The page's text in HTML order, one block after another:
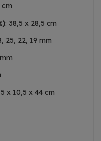
cm
: 38,5 x 28,5 cm
25, 22, 19 mm
x 10,5 x 44 cm